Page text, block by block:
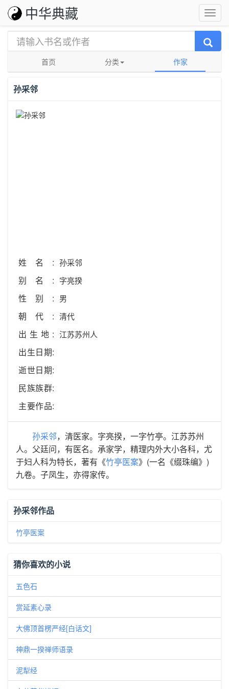
中华典藏
首页 分类 作家
孙采邻
姓名: 孙采邻
别名: 字亮揆
性别: 男
朝代: 清代
出生地: 江苏苏州人
出生日期:
逝世日期:
民族族群:
主要作品:
孙采邻，清医家。字亮揆，一字竹亭。江苏苏州
人。父廷问，有医名。承家学，精理内外大小各科，尤
于妇人科为特长，著有《竹亭医案》(一名《缀珠编》)
九卷。子凤生，亦得家传。
孙采邻作品
竹亭医案
猜你喜欢的小说
五色石
赏延素心录
大佛顶首楞严经[白话文]
神鼎一揆禅师语录
泥犁经